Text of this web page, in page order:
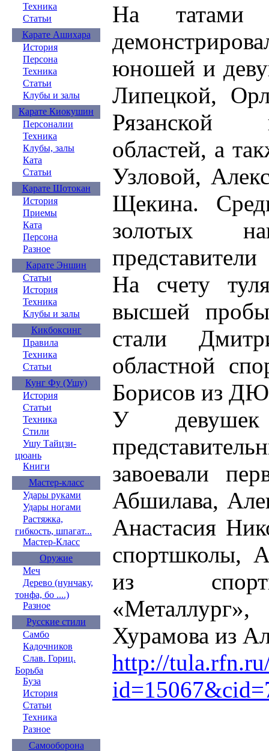
Техника
Статьи
Карате Ашихара
История
Персона
Техника
Статьи
Клубы и залы
Карате Киокушин
Персоналии
Техника
Клубы, залы
Ката
Статьи
Карате Шотокан
История
Приемы
Ката
Персона
Разное
Карате Эншин
Статьи
История
Техника
Клубы и залы
Кикбоксинг
Правила
Техника
Статьи
Кунг Фу (Ушу)
История
Статьи
Техника
Стили
Ушу Тайцзи-
цюань
Книги
Мастер-класс
Удары руками
Удары ногами
Растяжка,
гибкость, шпагат...
Мастер-Класс
Оружие
Меч
Дерево (нунчаку,
тонфа, бо ....)
Разное
Русские стили
Самбо
Кадочников
Слав. Гориц.
Борьба
Буза
История
Статьи
Техника
Разное
Самооборона
На татами
юношей и
Липецкой,
Рязанской
областей, а
Узловой,
Щекина.
золотых
На счету
высшей
стали
областной
Борисов из
У
завоевали
Абшилава,
Анастасия
спортшколы,
из
Хурамова из
http://